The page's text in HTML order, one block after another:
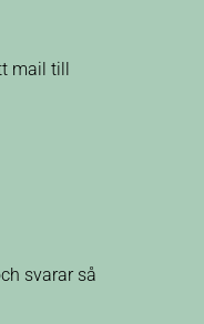
mail till
svarar så